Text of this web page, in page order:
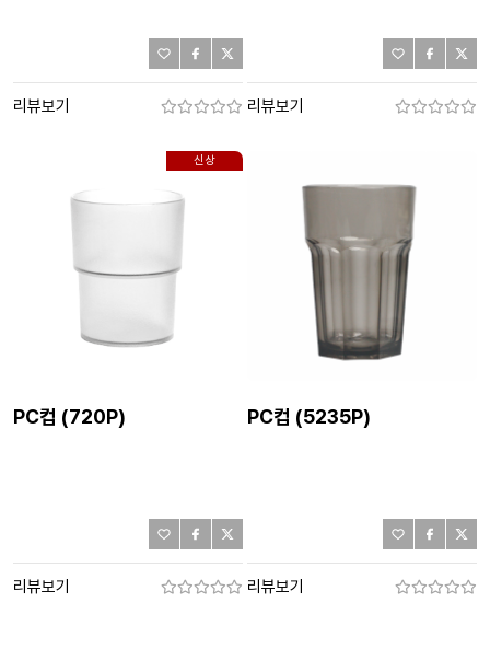
리뷰보기 리뷰보기
신상
PC컵 (720P)
리뷰보기
PC컵 (5235P)
리뷰보기